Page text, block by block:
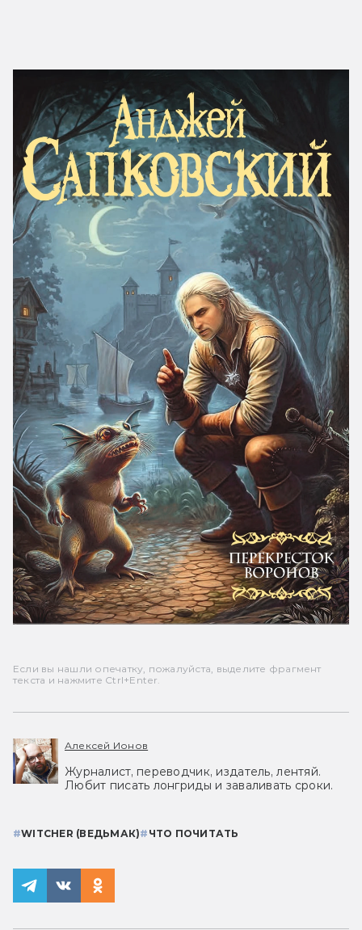
Если вы нашли опечатку, пожалуйста, выделите фрагмент
текста и нажмите Ctrl+Enter.
Алексей Ионов
Журналист, переводчик, издатель, лентяй.
Любит писать лонгриды и заваливать сроки.
#WITCHER (ВЕДЬМАК)# ЧТО ПОЧИТАТЬ